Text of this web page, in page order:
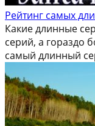
Рейтинг самых
Какие длинные
серий, а гораздо
самый длинный